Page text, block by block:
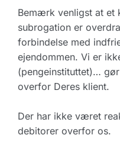
Bemærk venligst at et
subrogation er
forbindelse med
ejendommen. Vi er
(pengeinstituttet)…
overfor Deres klient.
Der har ikke været
debitorer overfor os.